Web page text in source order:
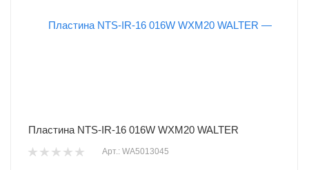
Пластина NTS-IR-16 016W WXM20 WALTER
Арт.: WA5013045